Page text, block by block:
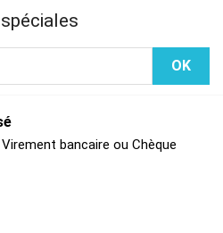
bancaire ou Chèque